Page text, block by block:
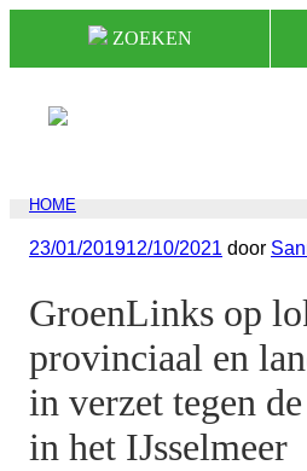
ZOEKEN
HOME
Geplaatst
23/01/201912/10/2021 door
GroenLinks op
provinciaal en
in verzet tegen
in het IJsselmeer